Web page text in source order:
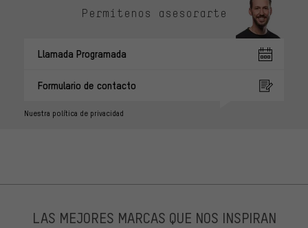
Permítenos asesorarte
Llamada Programada
Formulario de contacto
Nuestra política de privacidad
LAS MEJORES MARCAS QUE NOS INSPIRAN